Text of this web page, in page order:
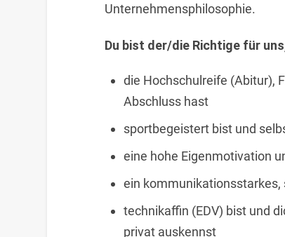
Unternehmensphilosophie.
Du bist der/die Richtige für
die Hochschulreife (Abitur),
Abschluss hast
sportbegeistert bist und
eine hohe Eigenmotivation
ein
technikaffin (EDV) bist und
privat auskennst